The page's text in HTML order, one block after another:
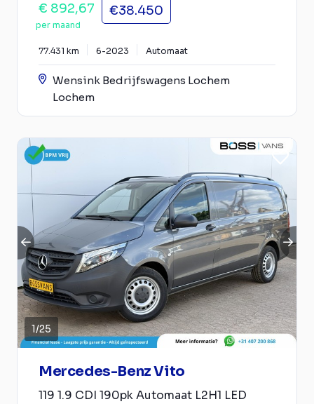
€ 892,67
per maand
€38.450
77.431 km 6-2023 Automaat
Wensink Bedrijfswagens Lochem
Lochem
1/25
Mercedes-Benz Vito
119 1.9 CDI 190pk Automaat L2H1 LED